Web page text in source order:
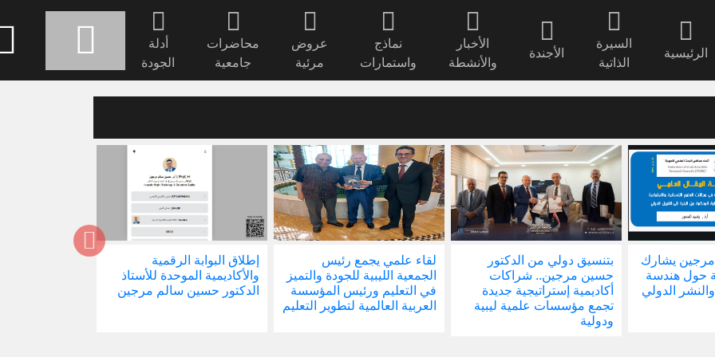
الرئيسية
السيرة
الذاتية
الأجندة
الأخبار
والأنشطة
نماذج
واستمارات
عروض
مرئية
محاضرات
جامعية
أدلة
الجودة
مرجين يشارك
حول هندسة
الدولي
بتنسيق دولي من الدكتور
حسين مرجين.. شراكات
أكاديمية إستراتيجية جديدة
تجمع مؤسسات علمية ليبية
ودولية
لقاء علمي يجمع رئيس
الجمعية الليبية للجودة والتميز
في التعليم ورئيس المؤسسة
العربية العالمية لتطوير التعليم
إطلاق البوابة الرقمية
والأكاديمية الموحدة للأستاذ
الدكتور حسين سالم مرجين